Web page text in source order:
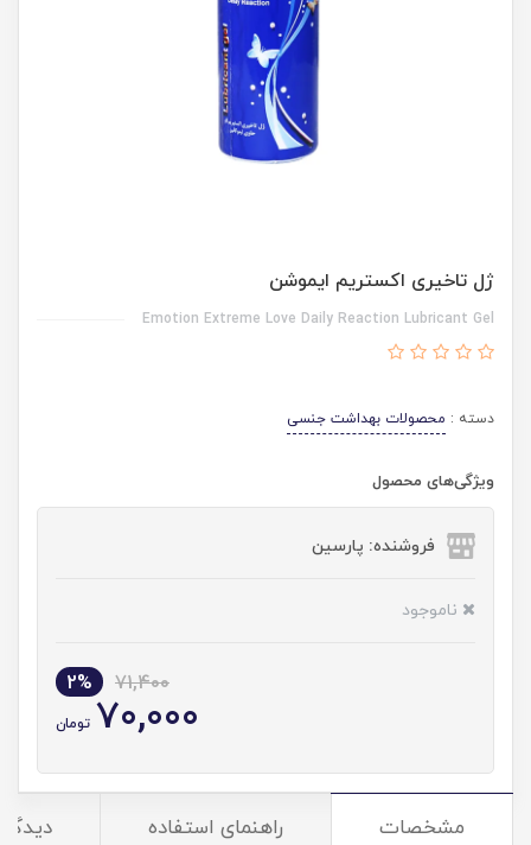
ژل تاخیری اکستریم ایموشن
Emotion Extreme Love Daily Reaction Lubricant Gel
دسته : محصولات بهداشت جنسی
ویژگی‌های محصول
فروشنده: پارسین
ناموجود
71,400
2%
70,000 تومان
مشخصات راهنمای استفاده